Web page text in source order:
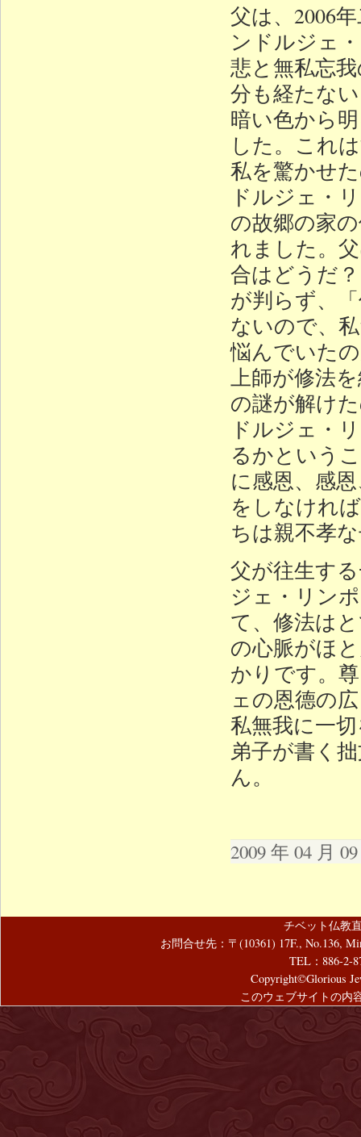
父は、2006
ンドルジェ
悲と無私忘
分も経たな
暗い色から
した。これ
私を驚かせ
ドルジェ・
の故郷の家
れました。
合はどうだ
が判らず、
ないので、
悩んでいた
上師が修法
の謎が解け
ドルジェ・
るかという
に感恩、感
をしなけれ
ちは親不孝
父が往生す
ジェ・リン
て、修法は
の心脈がほ
かりです。
ェの恩德の
私無我に一
弟子が書く
ん。
2009 年 04 月
チベット仏教
お問合せ先：〒(10361) 17F., No.136,
TEL：886-2-
Copyright©Glorious
このウェブサイトの内